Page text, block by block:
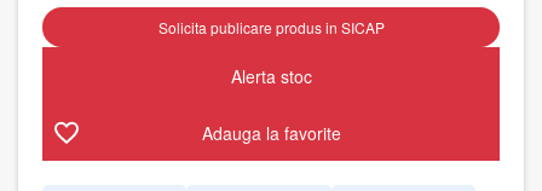
Solicita publicare produs in SICAP
Alerta stoc
Adauga la favorite